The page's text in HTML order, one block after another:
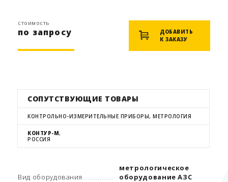
стоимость
по запросу
ДОБАВИТЬ
К ЗАКАЗУ
СОПУТСТВУЮЩИЕ ТОВАРЫ
КОНТРОЛЬНО-ИЗМЕРИТЕЛЬНЫЕ ПРИБОРЫ, МЕТРОЛОГИЯ
КОНТУР-М,
РОССИЯ
Вид оборудования
метрологическое
оборудование АЗС